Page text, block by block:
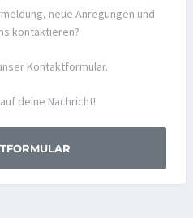
neue Anregungen und
kontaktieren?
Kontaktformular.
deine Nachricht!